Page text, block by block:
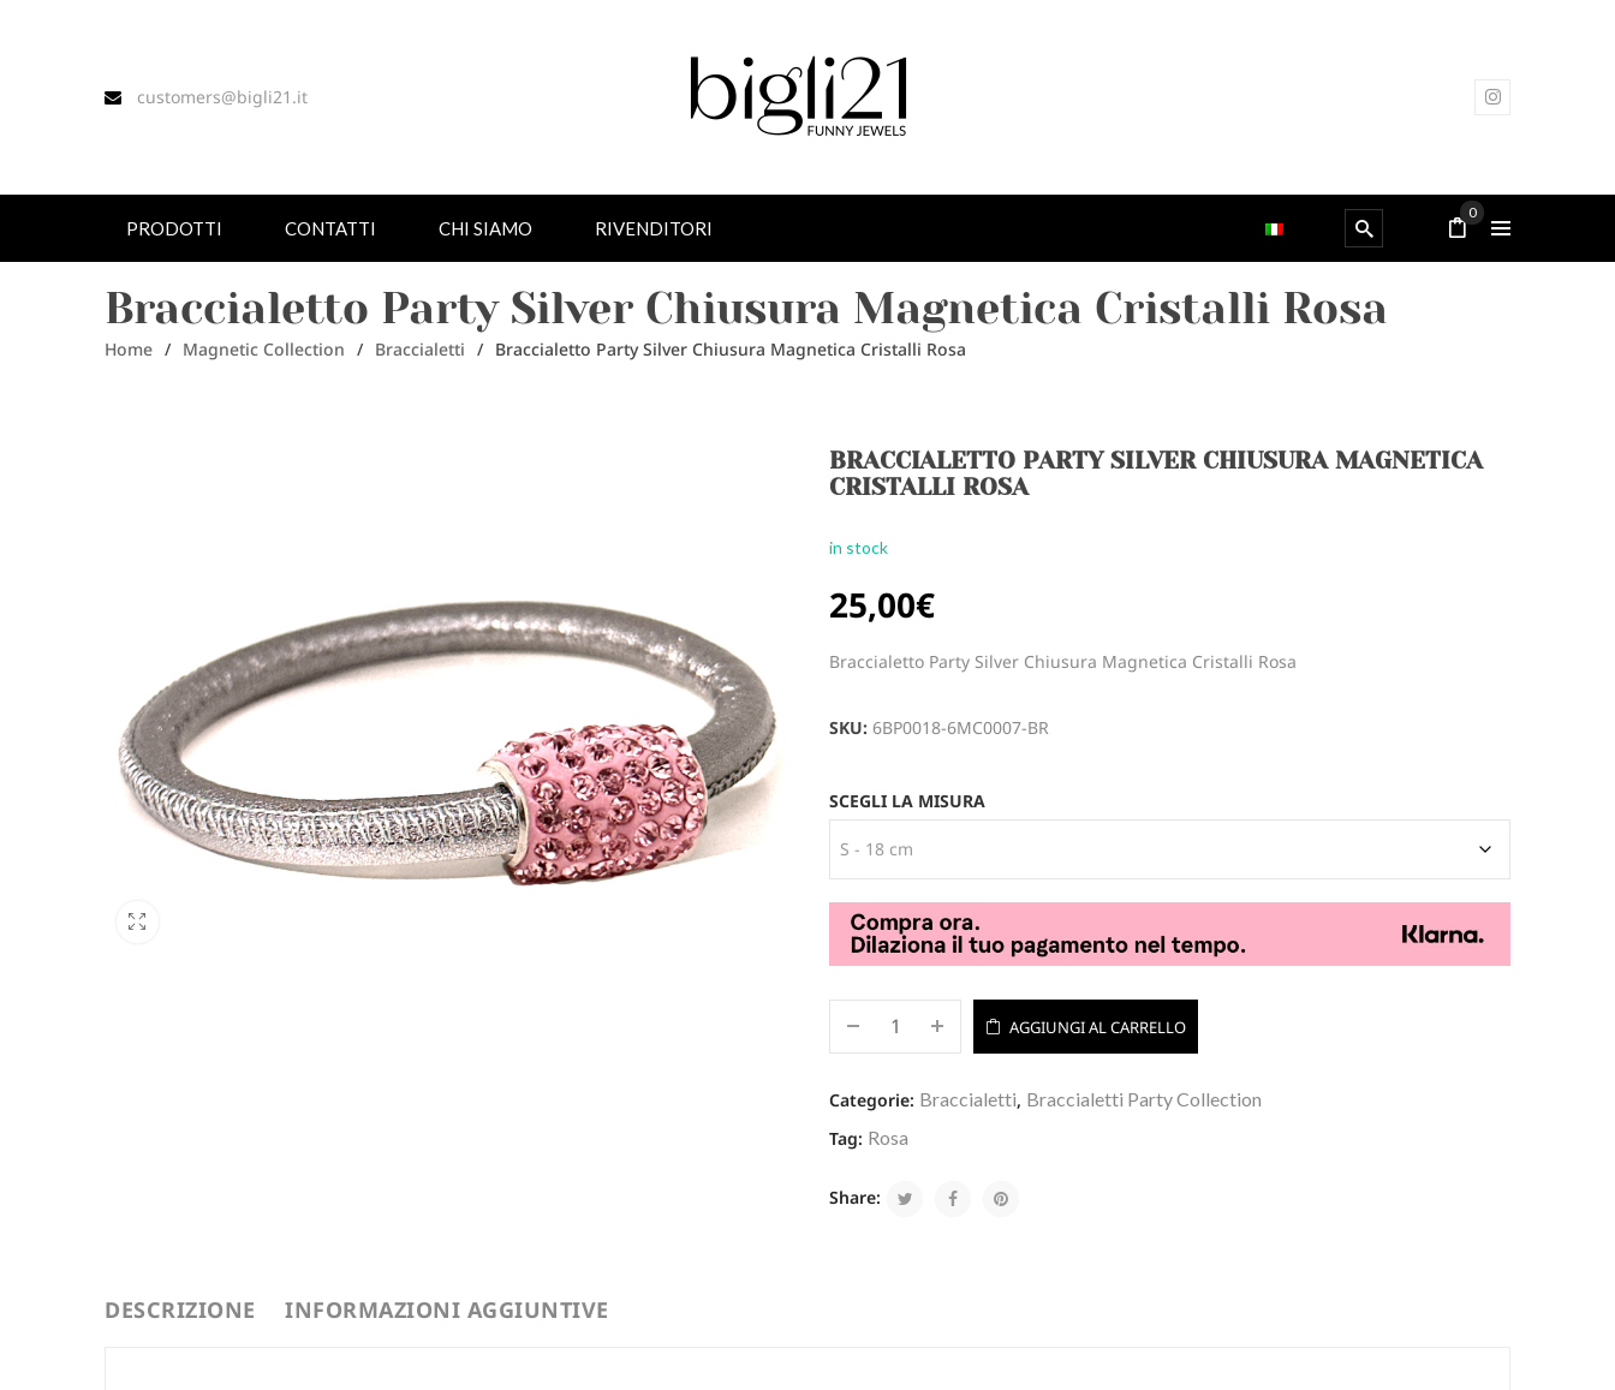
customers@bigli21.it
PRODOTTI CONTATTI CHI SIAMO RIVENDITORI
0
Braccialetto Party Silver Chiusura Magnetica Cristalli Rosa
Home / Magnetic Collection / Braccialetti / Braccialetto Party Silver Chiusura Magnetica Cristalli Rosa
BRACCIALETTO PARTY SILVER CHIUSURA MAGNETICA
CRISTALLI ROSA
in stock
25,00€
Braccialetto Party Silver Chiusura Magnetica Cristalli Rosa
SKU:6BP0018-6MC0007-BR
SCEGLI LA MISURA
AGGIUNGI AL CARRELLO
Categorie: Braccialetti, Braccialetti Party Collection
Tag: Rosa
Share:
DESCRIZIONE INFORMAZIONI AGGIUNTIVE